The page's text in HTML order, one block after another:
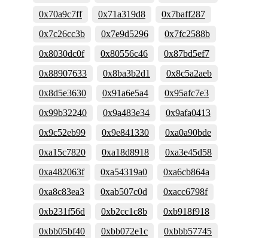
0x70a9c7ff
0x71a319d8
0x7baff287
0x7c26cc3b
0x7e9d5296
0x7fc2588b
0x8030dc0f
0x80556c46
0x87bd5ef7
0x88907633
0x8ba3b2d1
0x8c5a2aeb
0x8d5e3630
0x91a6e5a4
0x95afc7e3
0x99b32240
0x9a483e34
0x9afa0413
0x9c52eb99
0x9e841330
0xa0a90bde
0xa15c7820
0xa18d8918
0xa3e45d58
0xa482063f
0xa54319a0
0xa6cb864a
0xa8c83ea3
0xab507c0d
0xacc6798f
0xb231f56d
0xb2cc1c8b
0xb918f918
0xbb05bf40
0xbb072e1c
0xbbb57745